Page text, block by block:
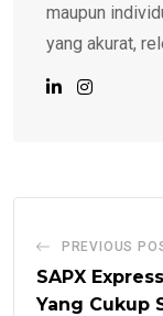
maupun
yang akurat,
PREVIOUS
SAPX
Yang Cukup